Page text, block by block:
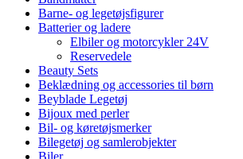
Barne- og legetøjsfigurer
Batterier og ladere
Elbiler og motorcykler 24V
Reservedele
Beauty Sets
Beklædning og accessories til børn
Beyblade Legetøj
Bijoux med perler
Bil- og køretøjsmerker
Bilegetøj og samlerobjekter
Biler